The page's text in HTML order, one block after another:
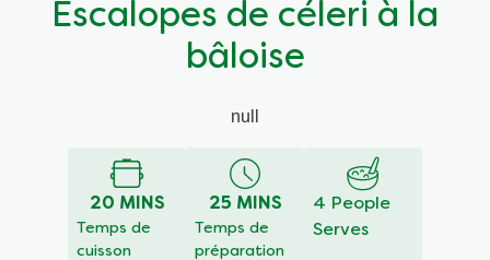
Escalopes de céleri à la
bâloise
null
20 MINS
Temps de
cuisson
25 MINS
Temps de
préparation
4 People
Serves